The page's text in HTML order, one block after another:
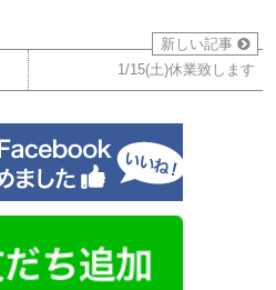
新しい記事
1/15(土)休業致します